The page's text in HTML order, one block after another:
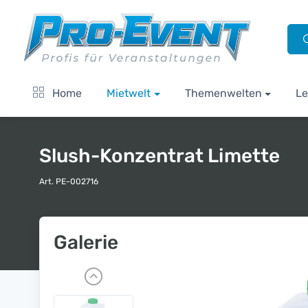
Home Mietwelt Themenwelten
Slush-Konzentrat Limette
Art. PE-002716
Galerie
P
r